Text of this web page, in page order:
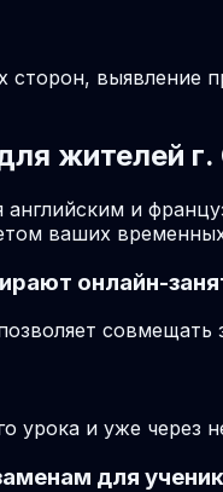
сторон, выявление
жителей
английским и
ваших
онлайн-
совмещать
урока и уже через
для